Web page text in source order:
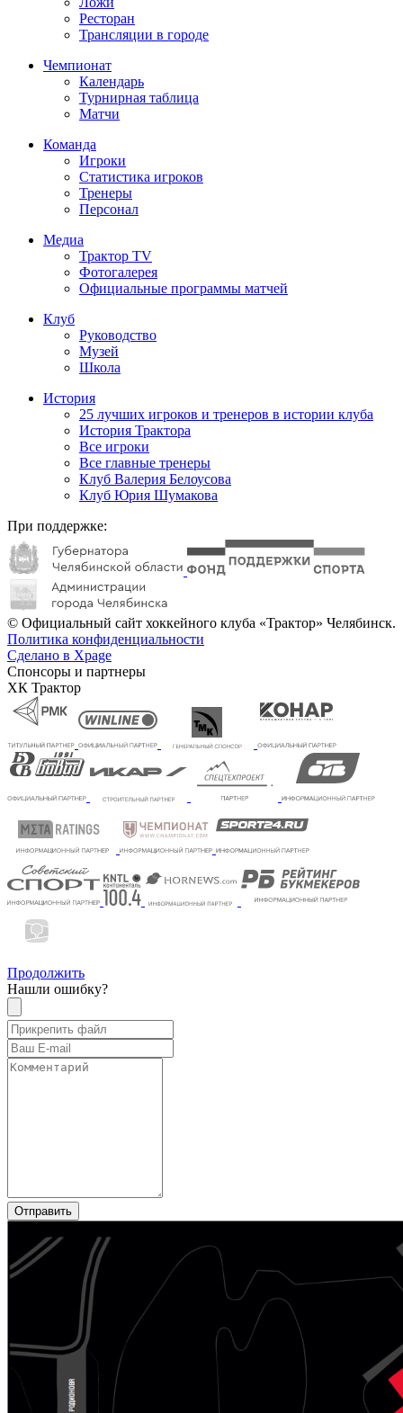
Ресторан
Трансляции в городе
Чемпионат
Календарь
Турнирная таблица
Матчи
Команда
Игроки
Статистика игроков
Тренеры
Персонал
Медиа
Трактор TV
Фотогалерея
Официальные программы матчей
Клуб
Руководство
Музей
Школа
История
25 лучших игроков и тренеров в истории клуба
История Трактора
Все игроки
Все главные тренеры
Клуб Валерия Белоусова
Клуб Юрия Шумакова
При поддержке:
© Официальный сайт хоккейного клуба «Трактор» Челябинск.
Политика конфиденциальности
Сделано в Xpage
Спонсоры и партнеры
ХК Трактор
Продолжить
Нашли ошибку?